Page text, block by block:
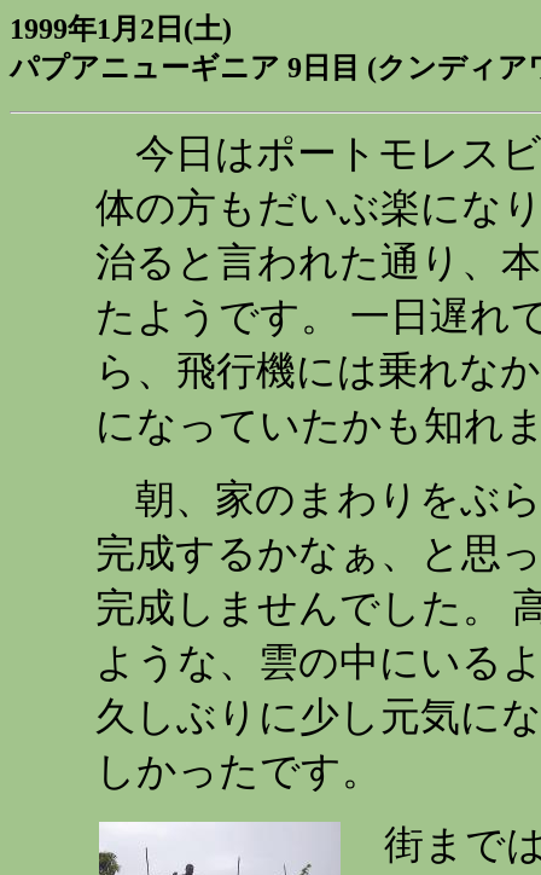
1999年1月2日(土)
パプアニューギニア 9日目 (クンディア
今日はポートモレス
体の方もだいぶ楽にな
治ると言われた通り、
たようです。 一日遅れ
ら、飛行機には乗れな
になっていたかも知れ
朝、家のまわりをぶ
完成するかなぁ、と思
完成しませんでした。
ような、雲の中にいる
久しぶりに少し元気に
しかったです。
街まで